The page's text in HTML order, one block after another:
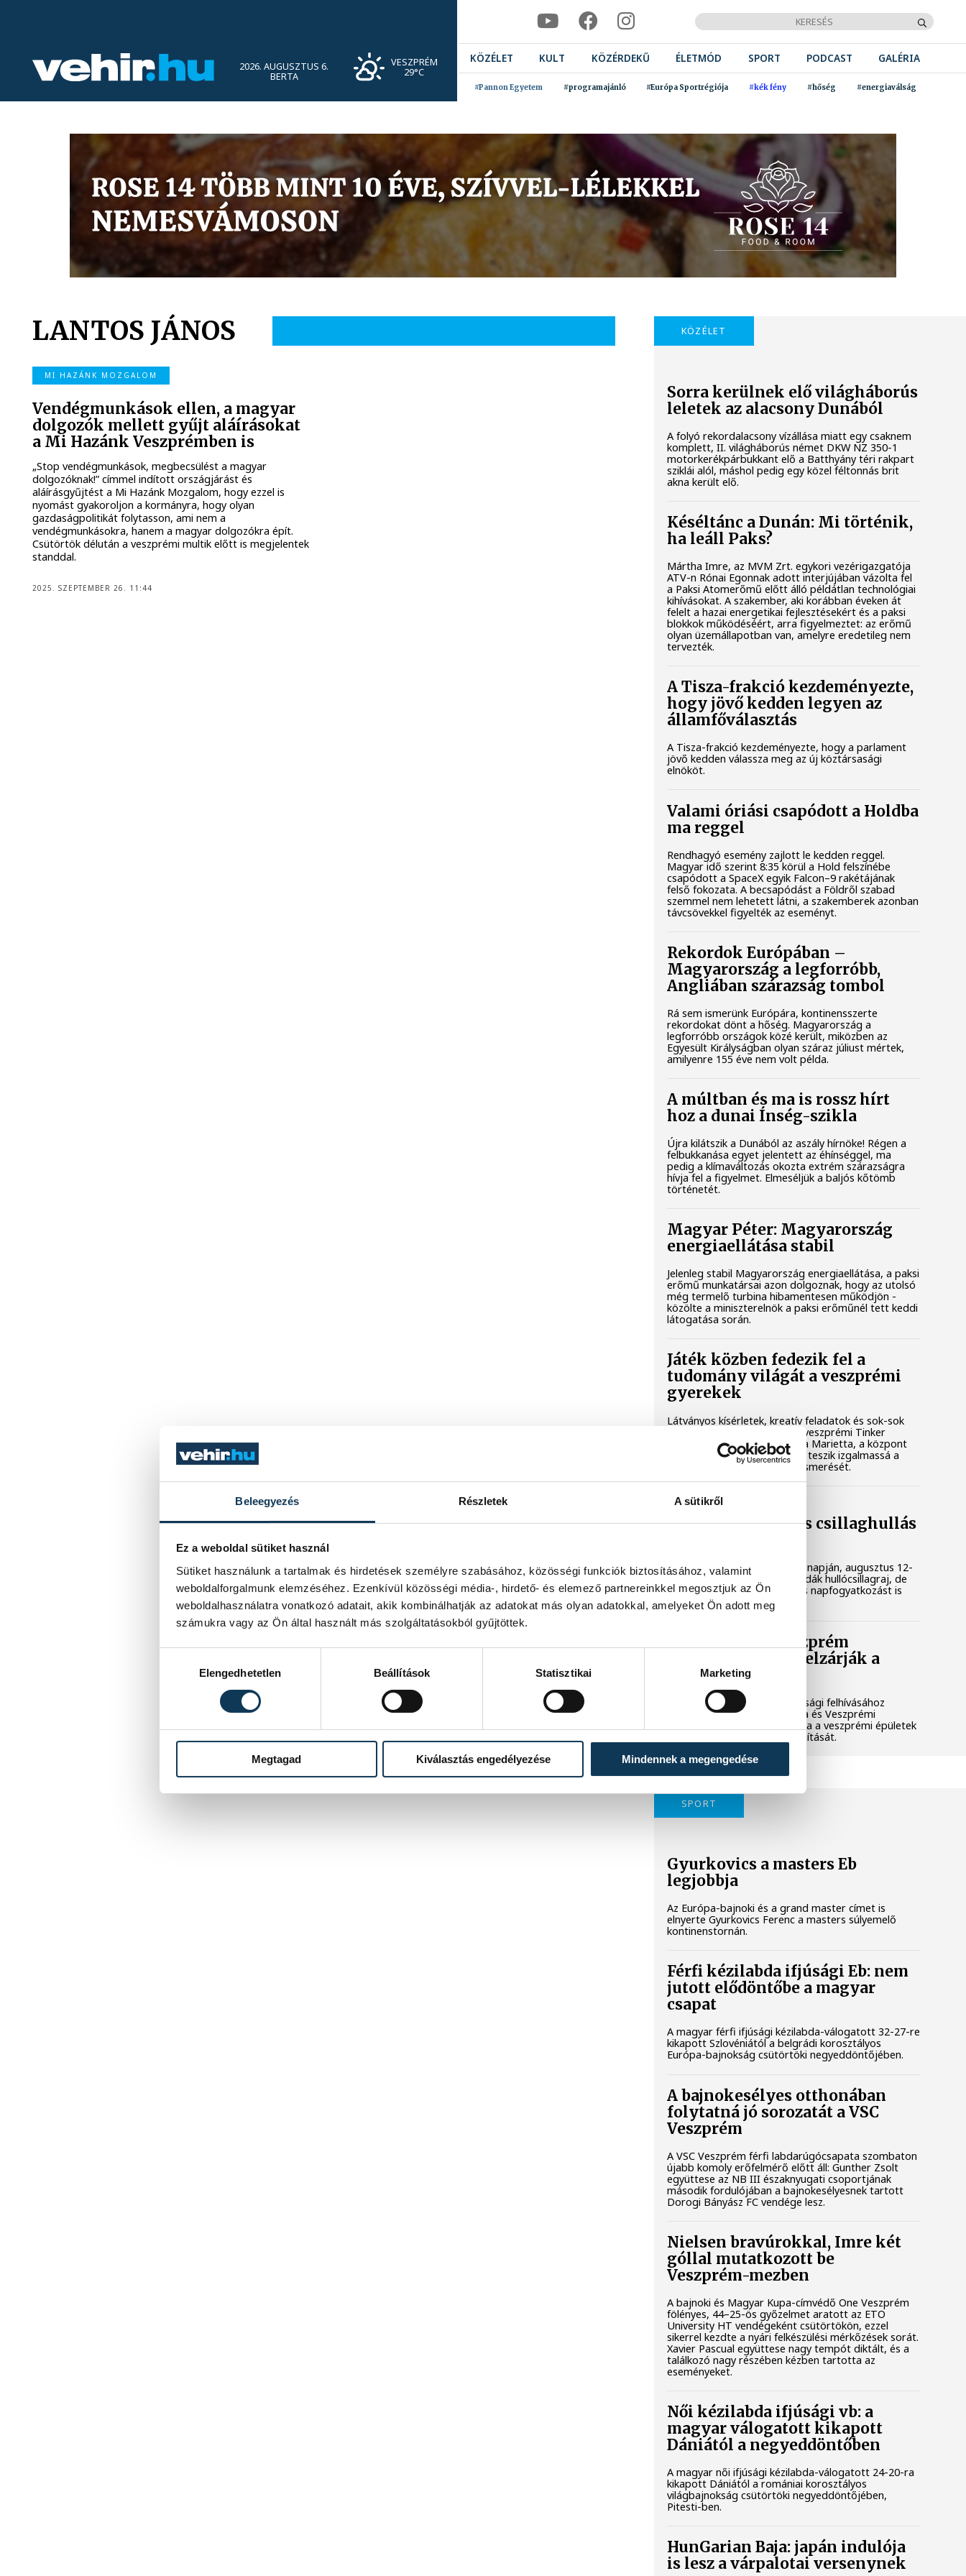
Beleegyezés Részletek A sütikről
Ez a weboldal sütiket használ
Sütiket használunk a tartalmak és hirdetések személyre szabásához, közösségi funkciók biztosításához, valamint
weboldalforgalmunk elemzéséhez. Ezenkívül közösségi média-, hirdető- és elemező partnereinkkel megosztjuk az Ön
weboldalhasználatra vonatkozó adatait, akik kombinálhatják az adatokat más olyan adatokkal, amelyeket Ön adott meg
számukra vagy az Ön által használt más szolgáltatásokból gyűjtöttek.
Elengedhetetlen
Beállítások Statisztikai Marketing
Megtagad Kiválasztás engedélyezése Mindennek a megengedése
2026. AUGUSZTUS 6.
BERTA
VESZPRÉM
29°C
KÖZÉLET KULT KÖZÉRDEKŰ ÉLETMÓD SPORT PODCAST GALÉRIA
#Pannon Egyetem #programajánló #Európa Sportrégiója #kék fény #hőség #energiaválság
LANTOS JÁNOS
MI HAZÁNK MOZGALOM
Vendégmunkások ellen, a magyar
dolgozók mellett gyűjt aláírásokat
a Mi Hazánk Veszprémben is
„Stop vendégmunkások, megbecsülést a magyar
dolgozóknak!” címmel indított országjárást és
aláírásgyűjtést a Mi Hazánk Mozgalom, hogy ezzel is
nyomást gyakoroljon a kormányra, hogy olyan
gazdaságpolitikát folytasson, ami nem a
vendégmunkásokra, hanem a magyar dolgozókra épít.
Csütörtök délután a veszprémi multik előtt is megjelentek
standdal.
2025. SZEPTEMBER 26. 11:44
KÖZÉLET
Sorra kerülnek elő világháborús
leletek az alacsony Dunából
A folyó rekordalacsony vízállása miatt egy csaknem
komplett, II. világháborús német DKW NZ 350-1
motorkerékpárbukkant elő a Batthyány téri rakpart
sziklái alól, máshol pedig egy közel féltonnás brit
akna került elő.
Késéltánc a Dunán: Mi történik,
ha leáll Paks?
Mártha Imre, az MVM Zrt. egykori vezérigazgatója
ATV-n Rónai Egonnak adott interjújában vázolta fel
a Paksi Atomerőmű előtt álló példátlan technológiai
kihívásokat. A szakember, aki korábban éveken át
felelt a hazai energetikai fejlesztésekért és a paksi
blokkok működéséért, arra figyelmeztet: az erőmű
olyan üzemállapotban van, amelyre eredetileg nem
tervezték.
A Tisza-frakció kezdeményezte,
hogy jövő kedden legyen az
államfőválasztás
A Tisza-frakció kezdeményezte, hogy a parlament
jövő kedden válassza meg az új köztársasági
elnököt.
Valami óriási csapódott a Holdba
ma reggel
Rendhagyó esemény zajlott le kedden reggel.
Magyar idő szerint 8:35 körül a Hold felszínébe
csapódott a SpaceX egyik Falcon–9 rakétájának
felső fokozata. A becsapódást a Földről szabad
szemmel nem lehetett látni, a szakemberek azonban
távcsövekkel figyelték az eseményt.
Rekordok Európában –
Magyarország a legforróbb,
Angliában szárazság tombol
Rá sem ismerünk Európára, kontinensszerte
rekordokat dönt a hőség. Magyarország a
legforróbb országok közé került, miközben az
Egyesült Királyságban olyan száraz júliust mértek,
amilyenre 155 éve nem volt példa.
A múltban és ma is rossz hírt
hoz a dunai Ínség-szikla
Újra kilátszik a Dunából az aszály hírnöke! Régen a
felbukkanása egyet jelentett az éhínséggel, ma
pedig a klímaváltozás okozta extrém szárazságra
hívja fel a figyelmet. Elmeséljük a baljós kőtömb
történetét.
Magyar Péter: Magyarország
energiaellátása stabil
Jelenleg stabil Magyarország energiaellátása, a paksi
erőmű munkatársai azon dolgoznak, hogy az utolsó
még termelő turbina hibamentesen működjön -
közölte a miniszterelnök a paksi erőműnél tett keddi
látogatása során.
Játék közben fedezik fel a
tudomány világát a veszprémi
gyerekek
Látványos kísérletek, kreatív feladatok és sok-sok
élmény várja a gyerekeket a veszprémi Tinker
Labsben. Videónkban Balassa Marietta, a központ
vezetője mutatja be, hogyan teszik izgalmassá a
természettudományok megismerését.
Augusztus 12-én
napfogyatkozás és csillaghullás
Az év legsűrűbb csillagászati napján, augusztus 12-
én éjjel tetőzik majd a Perseidák hullócsillagraj, de
ugyanezen a napon részleges napfogyatkozást is
meg lehet majd figyelni.
Lekapcsolják Veszprém
díszkivilágítását, elzárják a
szökőkutakat
A kormány energiatakarékossági felhívásához
csatlakozva Veszprém városa és Veszprémi
Főegyházmegye is lekapcsolta a veszprémi épületek
és nevezetességek díszkivilágítását.
SPORT
Gyurkovics a masters Eb
legjobbja
Az Európa-bajnoki és a grand master címet is
elnyerte Gyurkovics Ferenc a masters súlyemelő
kontinenstornán.
Férfi kézilabda ifjúsági Eb: nem
jutott elődöntőbe a magyar
csapat
A magyar férfi ifjúsági kézilabda-válogatott 32-27-re
kikapott Szlovéniától a belgrádi korosztályos
Európa-bajnokság csütörtöki negyeddöntőjében.
A bajnokesélyes otthonában
folytatná jó sorozatát a VSC
Veszprém
A VSC Veszprém férfi labdarúgócsapata szombaton
újabb komoly erőfelmérő előtt áll: Gunther Zsolt
együttese az NB III északnyugati csoportjának
második fordulójában a bajnokesélyesnek tartott
Dorogi Bányász FC vendége lesz.
Nielsen bravúrokkal, Imre két
góllal mutatkozott be
Veszprém-mezben
A bajnoki és Magyar Kupa-címvédő One Veszprém
fölényes, 44–25-ös győzelmet aratott az ETO
University HT vendégeként csütörtökön, ezzel
sikerrel kezdte a nyári felkészülési mérkőzések sorát.
Xavier Pascual együttese nagy tempót diktált, és a
találkozó nagy részében kézben tartotta az
eseményeket.
Női kézilabda ifjúsági vb: a
magyar válogatott kikapott
Dániától a negyeddöntőben
A magyar női ifjúsági kézilabda-válogatott 24-20-ra
kikapott Dániától a romániai korosztályos
világbajnokság csütörtöki negyeddöntőjében,
Pitesti-ben.
HunGarian Baja: japán indulója
is lesz a várpalotai versenynek